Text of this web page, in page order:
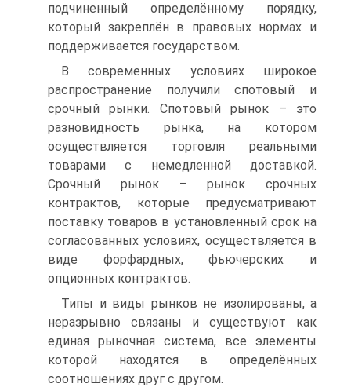
подчиненный определённому порядку,
который закреплён в правовых нормах и
поддерживается государством.
В современных условиях широкое
распространение получили спотовый и
срочный рынки. Спотовый рынок – это
разновидность рынка, на котором
осуществляется торговля реальными
товарами с немедленной доставкой.
Срочный рынок – рынок срочных
контрактов, которые предусматривают
поставку товаров в установленный срок на
согласованных условиях, осуществляется в
виде форфардных, фьючерских и
опционных контрактов.
Типы и виды рынков не изолированы, а
неразрывно связаны и существуют как
единая рыночная система, все элементы
которой находятся в определённых
соотношениях друг с другом.